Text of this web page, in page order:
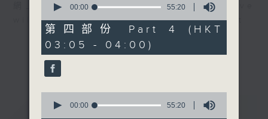
如果哪天你不能入睡，別忘了第四台這裡總有
值得細聽的音樂。
網上直播完畢稍後提供節目重溫。 Archive
will be available after live webcast
重溫 CATCHUP
seconds
55
minutes,
20
seconds
00:00 55:20
第四部份 Part 4 (HKT
03:05 - 04:00)
seconds
00:00 55:20